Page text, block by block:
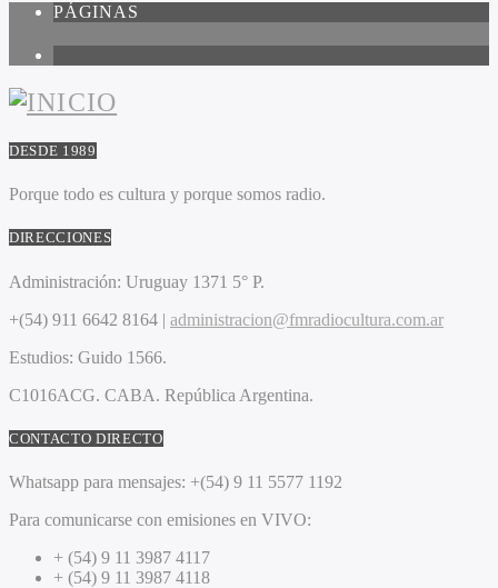
PÁGINAS
DESDE 1989
Porque todo es cultura y porque somos radio.
DIRECCIONES
Administración: Uruguay 1371 5° P.
+(54) 911 6642 8164 | administracion@fmradiocultura.com.ar
Estudios: Guido 1566.
C1016ACG. CABA. República Argentina.
CONTACTO DIRECTO
Whatsapp para mensajes: +(54) 9 11 5577 1192
Para comunicarse con emisiones en VIVO:
+ (54) 9 11 3987 4117
+ (54) 9 11 3987 4118